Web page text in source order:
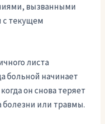
вызванными
с текущем
листа
больной начинает
он снова теряет
болезни или травмы.